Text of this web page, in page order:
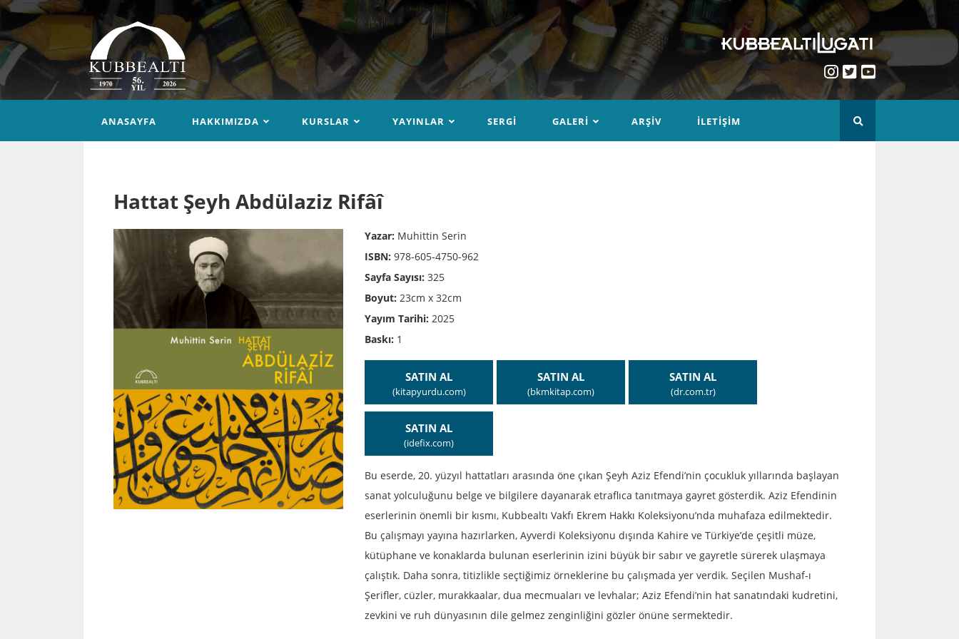
ANASAYFA HAKKIMIZDA KURSLAR YAYINLAR SERGI GALERI ARŞIV İLETIŞIM
Hattat Şeyh Abdülaziz Rifâî
Yazar: Muhittin Serin
ISBN: 978-605-4750-962
Sayfa Sayısı: 325
Boyut: 23cm x 32cm
Yayım Tarihi: 2025
Baskı: 1
SATIN AL
(kitapyurdu.com)
SATIN AL
(bkmkitap.com)
SATIN AL
(dr.com.tr)
SATIN AL
(idefix.com)
Bu eserde, 20. yüzyıl hattatları arasında öne çıkan Şeyh Aziz Efendi’nin çocukluk yıllarında başlayan
sanat yolculuğunu belge ve bilgilere dayanarak etraflıca tanıtmaya gayret gösterdik. Aziz Efendinin
eserlerinin önemli bir kısmı, Kubbealtı Vakfı Ekrem Hakkı Koleksiyonu’nda muhafaza edilmektedir.
Bu çalışmayı yayına hazırlarken, Ayverdi Koleksiyonu dışında Kahire ve Türkiye’de çeşitli müze,
kütüphane ve konaklarda bulunan eserlerinin izini büyük bir sabır ve gayretle sürerek ulaşmaya
çalıştık. Daha sonra, titizlikle seçtiğimiz örneklerine bu çalışmada yer verdik. Seçilen Mushaf-ı
Şerifler, cüzler, murakkaalar, dua mecmuaları ve levhalar; Aziz Efendi’nin hat sanatındaki kudretini,
zevkini ve ruh dünyasının dile gelmez zenginliğini gözler önüne sermektedir.